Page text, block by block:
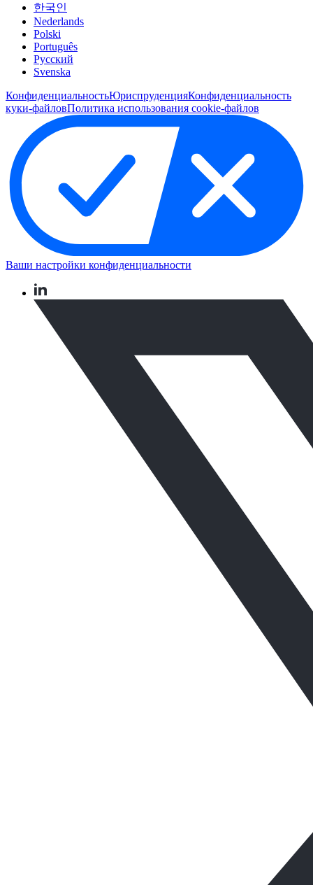
한국인
Nederlands
Polski
Português
Pусский
Svenska
КонфиденциальностьЮриспруденцияКонфиденциальность
куки-файловПолитика использования cookie-файлов
Ваши настройки конфиденциальности